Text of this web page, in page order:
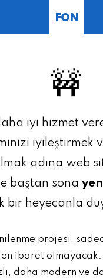
FON
🚧
iyi hizmet
iyileştirmek
adına web
baştan sona
bir heyecanla
projesi,
ibaret olmayacak.
daha modern ve